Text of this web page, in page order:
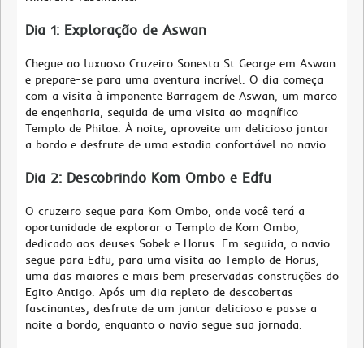
Dia 1: Exploração de Aswan
Chegue ao luxuoso Cruzeiro Sonesta St George em Aswan
e prepare-se para uma aventura incrível. O dia começa
com a visita à imponente Barragem de Aswan, um marco
de engenharia, seguida de uma visita ao magnífico
Templo de Philae. À noite, aproveite um delicioso jantar
a bordo e desfrute de uma estadia confortável no navio.
Dia 2: Descobrindo Kom Ombo e Edfu
O cruzeiro segue para Kom Ombo, onde você terá a
oportunidade de explorar o Templo de Kom Ombo,
dedicado aos deuses Sobek e Horus. Em seguida, o navio
segue para Edfu, para uma visita ao Templo de Horus,
uma das maiores e mais bem preservadas construções do
Egito Antigo. Após um dia repleto de descobertas
fascinantes, desfrute de um jantar delicioso e passe a
noite a bordo, enquanto o navio segue sua jornada.